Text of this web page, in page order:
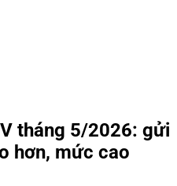
tháng 5/2026: gửi
hơn, mức cao